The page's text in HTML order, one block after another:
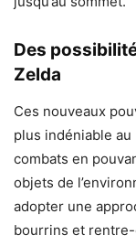
Des
Zelda
Ces nouveaux
plus indéniable
combats en
objets de
adopter une
bourrins et